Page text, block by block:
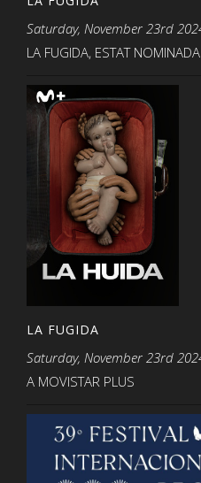
Saturday, November 23rd
LA FUGIDA, ESTAT
LA FUGIDA
Saturday, November 23rd
A MOVISTAR PLUS